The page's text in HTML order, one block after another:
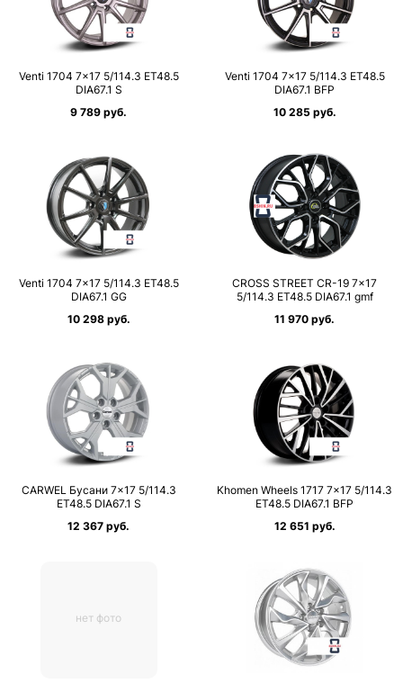
Venti 1704 7×17 5/114.3 ET48.5
DIA67.1 S
9 789 руб.
Venti 1704 7×17 5/114.3 ET48.5
DIA67.1 BFP
10 285 руб.
Venti 1704 7×17 5/114.3 ET48.5
DIA67.1 GG
10 298 руб.
CROSS STREET CR-19 7×17
5/114.3 ET48.5 DIA67.1 gmf
11 970 руб.
CARWEL Бусани 7×17 5/114.3
ET48.5 DIA67.1 S
12 367 руб.
Khomen Wheels 1717 7×17 5/114.3
ET48.5 DIA67.1 BFP
12 651 руб.
нет фото